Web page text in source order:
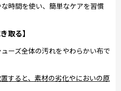
時間を使い、簡単なケアを習慣
取る】
ーズ全体の汚れをやわらかい布で
すると、素材の劣化やにおいの原